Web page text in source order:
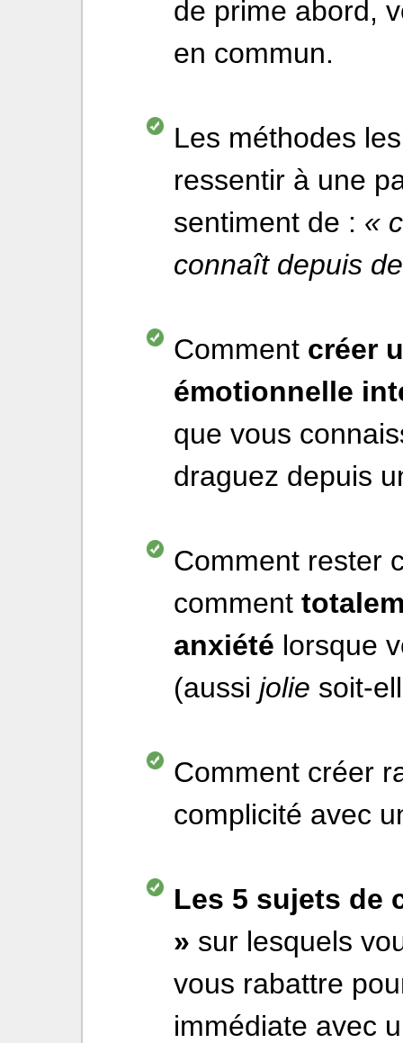
de prime abord,
en commun.
Les méthodes
ressentir à une
sentiment de : «
connaît depuis
Comment créer
émotionnelle
que vous
draguez depuis
Comment rester
comment
anxiété lorsque
(aussi jolie soit-
Comment créer
complicité avec
Les 5 sujets de
» sur lesquels
vous rabattre
immédiate avec